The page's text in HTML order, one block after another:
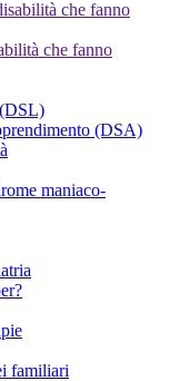
che fanno
(DSA)
maniaco-
familiari